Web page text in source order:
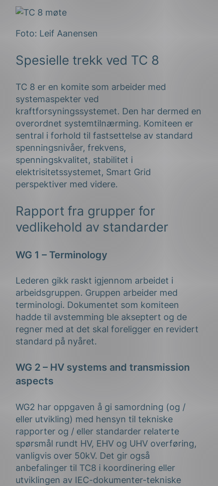
Foto: Leif Aanensen
Spesielle trekk ved TC 8
TC 8 er en komite som arbeider med
systemaspekter ved
kraftforsyningssystemet. Den har dermed en
overordnet systemtilnærming. Komiteen er
sentral i forhold til fastsettelse av standard
spenningsnivåer, frekvens,
spenningskvalitet, stabilitet i
elektrisitetssystemet, Smart Grid
perspektiver med videre.
Rapport fra grupper for
vedlikehold av standarder
WG 1 – Terminology
Lederen gikk raskt igjennom arbeidet i
arbeidsgruppen. Gruppen arbeider med
terminologi. Dokumentet som komiteen
hadde til avstemming ble akseptert og de
regner med at det skal foreligger en revidert
standard på nyåret.
WG 2 – HV systems and transmission
aspects
WG2 har oppgaven å gi samordning (og /
eller utvikling) med hensyn til tekniske
rapporter og / eller standarder relaterte
spørsmål rundt HV, EHV og UHV overføring,
vanligvis over 50kV. Det gir også
anbefalinger til TC8 i koordinering eller
utviklingen av IEC-dokumenter-tekniske